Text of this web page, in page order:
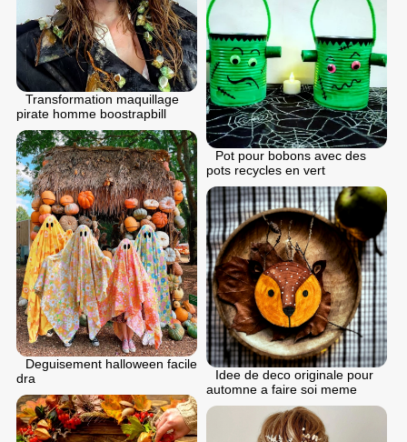
Transformation maquillage
pirate homme boostrapbill
Pot pour bobons avec des
pots recycles en vert
Deguisement halloween facile
dra
Idee de deco originale pour
automne a faire soi meme